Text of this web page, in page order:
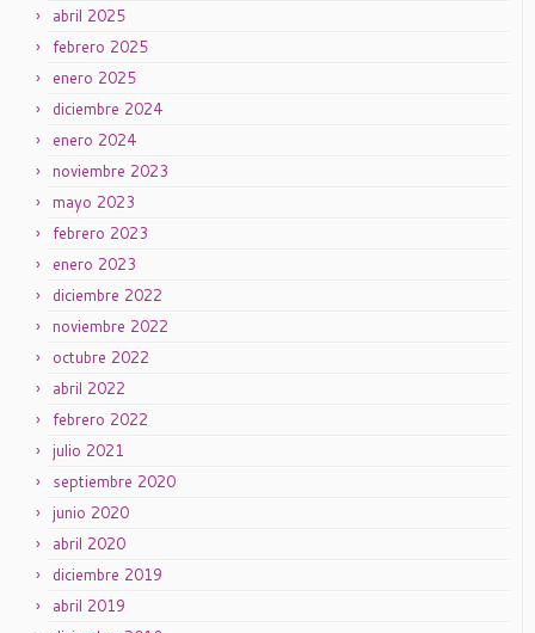
abril 2025
febrero 2025
enero 2025
diciembre 2024
enero 2024
noviembre 2023
mayo 2023
febrero 2023
enero 2023
diciembre 2022
noviembre 2022
octubre 2022
abril 2022
febrero 2022
julio 2021
septiembre 2020
junio 2020
abril 2020
diciembre 2019
abril 2019